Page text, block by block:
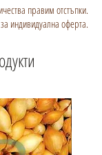
правим отстъпки.
индивидуална оферта.